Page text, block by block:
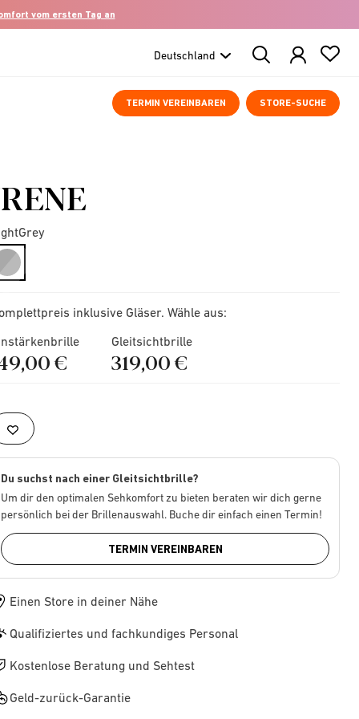
vom ersten Tag an
Search
Products
TERMIN VEREINBAREN STORE-SUCHE
selected
inklusive Gläser. Wähle aus:
€
Gleitsichtbrille
319,00 €
Du suchst nach einer Gleitsichtbrille?
Um dir den optimalen Sehkomfort zu bieten beraten wir dich gerne
persönlich bei der Brillenauswahl. Buche dir einfach einen Termin!
TERMIN VEREINBAREN
Einen Store in deiner Nähe
Qualifiziertes und fachkundiges Personal
Kostenlose Beratung und Sehtest
Geld-zurück-Garantie